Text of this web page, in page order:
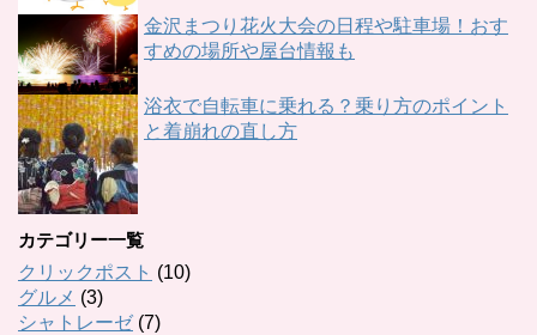
金沢まつり花火大会の日程や駐車場！おす
すめの場所や屋台情報も
浴衣で自転車に乗れる？乗り方のポイント
と着崩れの直し方
カテゴリー一覧
クリックポスト (10)
グルメ (3)
シャトレーゼ(7)